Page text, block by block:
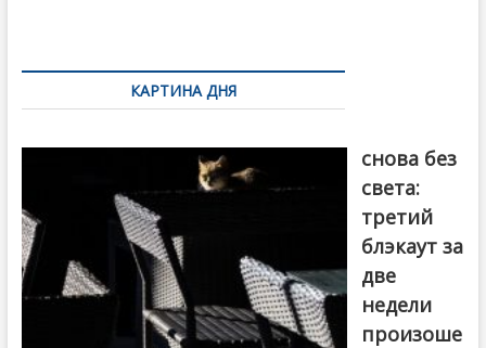
по
записямКАРТИНА ДНЯ
снова без
света:
третий
блэкаут за
две
недели
произоше